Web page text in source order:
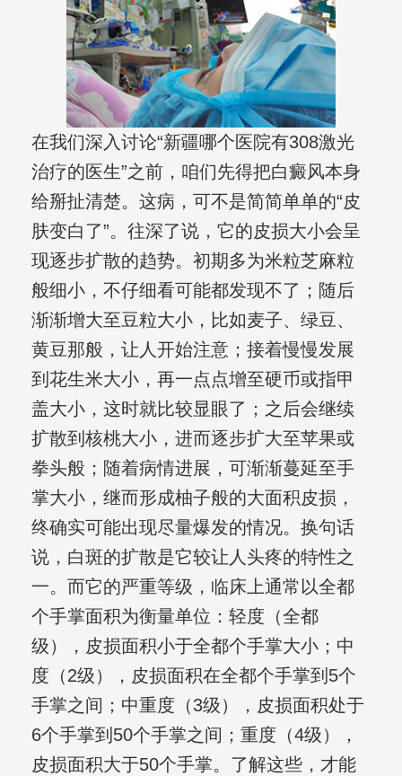
在我们深入讨论“新疆哪个医院有308激光
治疗的医生”之前，咱们先得把白癜风本身
给掰扯清楚。这病，可不是简简单单的“皮
肤变白了”。往深了说，它的皮损大小会呈
现逐步扩散的趋势。初期多为米粒芝麻粒
般细小，不仔细看可能都发现不了；随后
渐渐增大至豆粒大小，比如麦子、绿豆、
黄豆那般，让人开始注意；接着慢慢发展
到花生米大小，再一点点增至硬币或指甲
盖大小，这时就比较显眼了；之后会继续
扩散到核桃大小，进而逐步扩大至苹果或
拳头般；随着病情进展，可渐渐蔓延至手
掌大小，继而形成柚子般的大面积皮损，
终确实可能出现尽量爆发的情况。换句话
说，白斑的扩散是它较让人头疼的特性之
一。而它的严重等级，临床上通常以全都
个手掌面积为衡量单位：轻度（全都
级），皮损面积小于全都个手掌大小；中
度（2级），皮损面积在全都个手掌到5个
手掌之间；中重度（3级），皮损面积处于
6个手掌到50个手掌之间；重度（4级），
皮损面积大于50个手掌。了解这些，才能